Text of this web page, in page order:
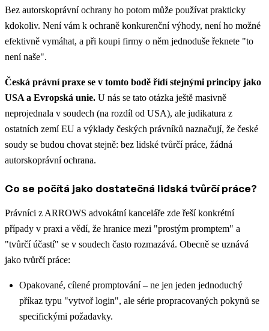
Bez autorskoprávní ochrany ho potom může používat prakticky
kdokoliv. Není vám k ochraně konkurenční výhody, není ho možné
efektivně vymáhat, a při koupi firmy o něm jednoduše řeknete "to
není naše".
Česká právní praxe se v tomto bodě řídí stejnými principy jako
USA a Evropská unie. U nás se tato otázka ještě masivně
neprojednala v soudech (na rozdíl od USA), ale judikatura z
ostatních zemí EU a výklady českých právníků naznačují, že české
soudy se budou chovat stejně: bez lidské tvůrčí práce, žádná
autorskoprávní ochrana.
Co se počítá jako dostatečná lidská tvůrčí práce?
Právníci z ARROWS advokátní kanceláře zde řeší konkrétní
případy v praxi a vědí, že hranice mezi "prostým promptem" a
"tvůrčí účastí" se v soudech často rozmazává. Obecně se uznává
jako tvůrčí práce:
Opakované, cílené promptování – ne jen jeden jednoduchý
příkaz typu "vytvoř login", ale série propracovaných pokynů se
specifickými požadavky.